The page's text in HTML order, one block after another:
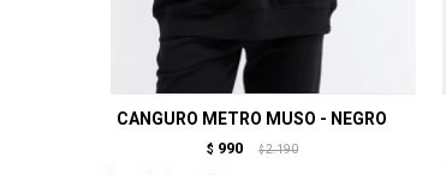
CANGURO METRO MUSO - NEGRO
$ 990 $ 2.190